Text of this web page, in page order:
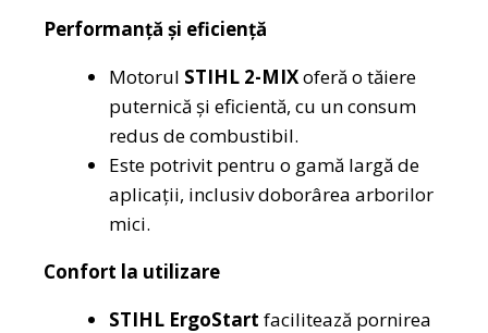
Performanță și eficiență
Motorul STIHL 2-MIXoferă o tăiere
puternică și eficientă, cu un consum
redus de combustibil.
Este potrivit pentru o gamă largă de
aplicații, inclusiv doborârea arborilor
mici.
Confort la utilizare
STIHL ErgoStart facilitează pornirea